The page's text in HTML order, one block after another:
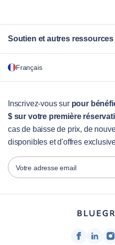
Soutien et autres ressources
Pour les entreprises
Services aux visiteurs
Guides des villes
Partenaires
Opérateurs de location de meubles
Propriétaires
Partenaires de franchise
Français
English
Português
Español
Français
Türkçe
Inscrivez-vous sur pour
$ sur votre première
cas de baisse de prix, de
disponibles et d'offres
Votre adresse email